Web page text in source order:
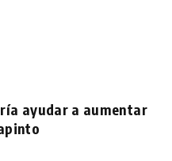
ayudar a aumentar